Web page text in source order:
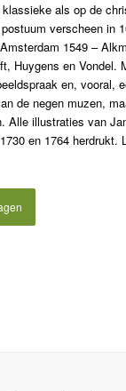
klassieke als op de
verscheen in
1549 –
Huygens en
en, vooral,
de negen muzen,
Alle illustraties van
en 1764 herdrukt.